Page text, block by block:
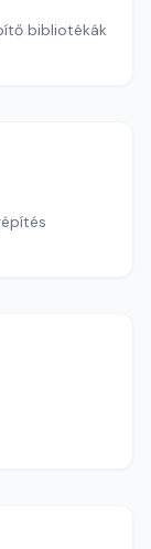
bibliotékák